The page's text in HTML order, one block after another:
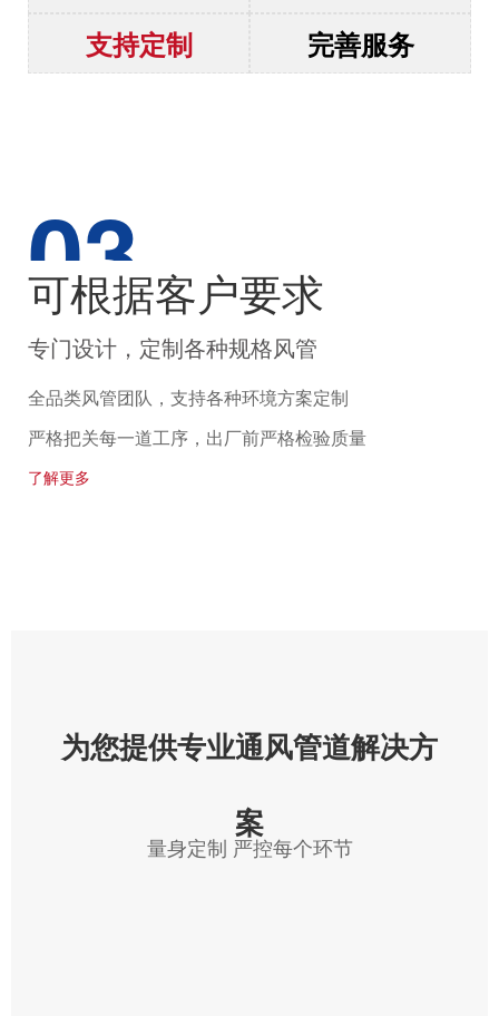
支持定制
完善服务
可根据客户要求
专门设计，定制各种规格风管
全品类风管团队，支持各种环境方案定制
严格把关每一道工序，出厂前严格检验质量
了解更多
为您提供专业通风管道解决方
案
量身定制 严控每个环节